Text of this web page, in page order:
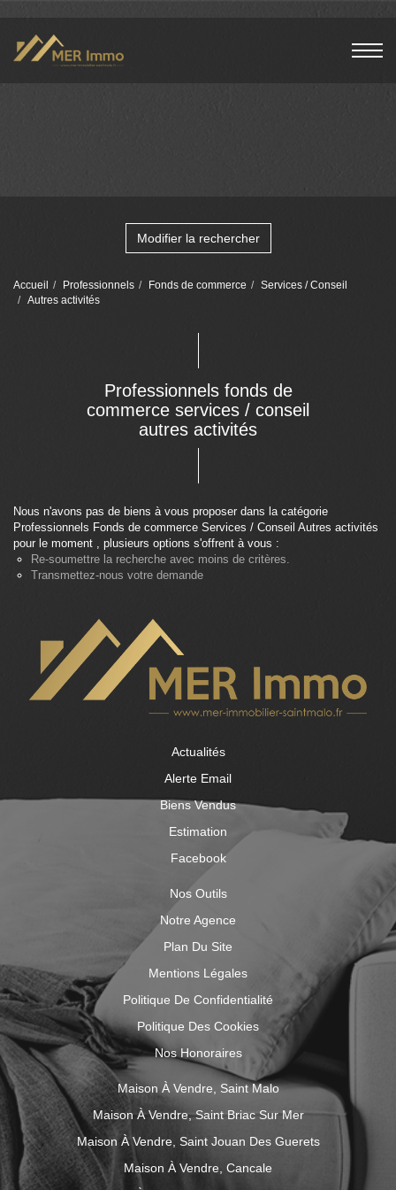
Modifier la rechercher
Accueil Professionnels Fonds de commerce
Services / Conseil
Autres activités
Professionnels fonds de
commerce services / conseil
autres activités
Nous n'avons pas de biens à vous proposer dans la catégorie
Professionnels Fonds de commerce Services / Conseil Autres activités
pour le moment , plusieurs options s'offrent à vous :
Re-soumettre la recherche avec moins de critères.
Transmettez-nous votre demande
Actualités
Alerte Email
Biens Vendus
Estimation
Facebook
Nos Outils
Notre Agence
Plan Du Site
Mentions Légales
Politique De Confidentialité
Politique Des Cookies
Nos Honoraires
Maison À Vendre, Saint Malo
Maison À Vendre, Saint Briac Sur Mer
Maison À Vendre, Saint Jouan Des Guerets
Maison À Vendre, Cancale